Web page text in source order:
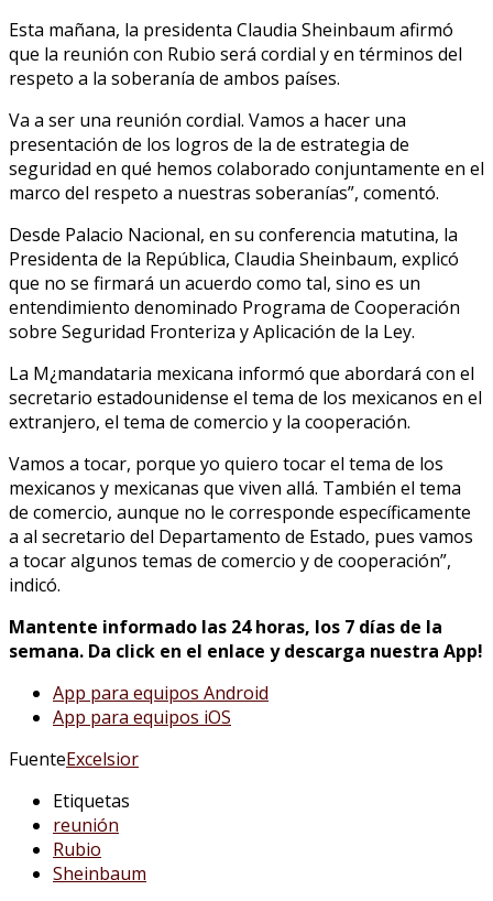
Esta mañana, la presidenta Claudia Sheinbaum afirmó
que la reunión con Rubio será cordial y en términos del
respeto a la soberanía de ambos países.
Va a ser una reunión cordial. Vamos a hacer una
presentación de los logros de la de estrategia de
seguridad en qué hemos colaborado conjuntamente en el
marco del respeto a nuestras soberanías”, comentó.
Desde Palacio Nacional, en su conferencia matutina, la
Presidenta de la República, Claudia Sheinbaum, explicó
que no se firmará un acuerdo como tal, sino es un
entendimiento denominado Programa de Cooperación
sobre Seguridad Fronteriza y Aplicación de la Ley.
La M¿mandataria mexicana informó que abordará con el
secretario estadounidense el tema de los mexicanos en el
extranjero, el tema de comercio y la cooperación.
Vamos a tocar, porque yo quiero tocar el tema de los
mexicanos y mexicanas que viven allá. También el tema
de comercio, aunque no le corresponde específicamente
a al secretario del Departamento de Estado, pues vamos
a tocar algunos temas de comercio y de cooperación”,
indicó.
Mantente informado las 24 horas, los 7 días de la
semana. Da click en el enlace y descarga nuestra App!
App para equipos Android
App para equipos iOS
FuenteExcelsior
Etiquetas
reunión
Rubio
Sheinbaum